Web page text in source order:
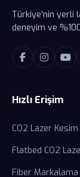
Türkiye'nin yerli
deneyim ve
Hızlı Erişim
CO2 Lazer
Flatbed CO2
Fiber